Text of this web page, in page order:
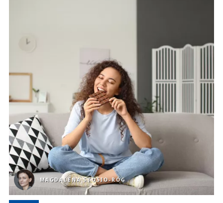
MAGDALENA STOSIO-RÓG